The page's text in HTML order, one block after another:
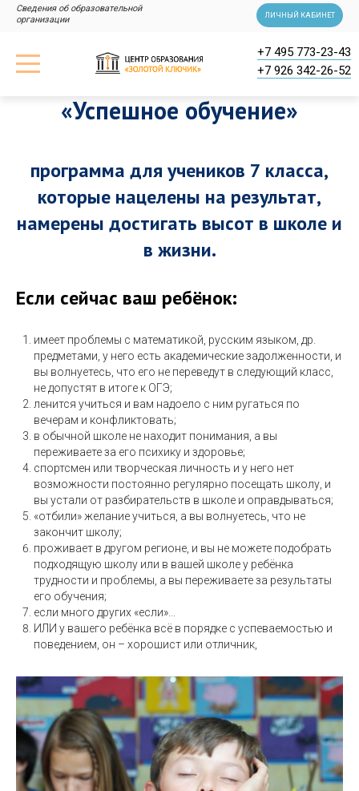
Сведения об образовательной
организации
ЛИЧНЫЙ КАБИНЕТ
+7 926 342-26-52
+7 495 773-23-43
«Успешное обучение»
программа для учеников 7 класса,
которые нацелены на результат,
намерены достигать высот в школе и
в жизни.
Если сейчас ваш ребёнок:
имеет проблемы с математикой, русским языком, др.
предметами, у него есть академические задолженности, и
вы волнуетесь, что его не переведут в следующий класс,
не допустят в итоге к ОГЭ;
ленится учиться и вам надоело с ним ругаться по
вечерам и конфликтовать;
в обычной школе не находит понимания, а вы
переживаете за его психику и здоровье;
спортсмен или творческая личность и у него нет
возможности постоянно регулярно посещать школу, и
вы устали от разбирательств в школе и оправдываться;
«отбили» желание учиться, а вы волнуетесь, что не
закончит школу;
проживает в другом регионе, и вы не можете подобрать
подходящую школу или в вашей школе у ребёнка
трудности и проблемы, а вы переживаете за результаты
его обучения;
если много других «если»...
ИЛИ у вашего ребёнка всё в порядке с успеваемостью и
поведением, он – хорошист или отличник,